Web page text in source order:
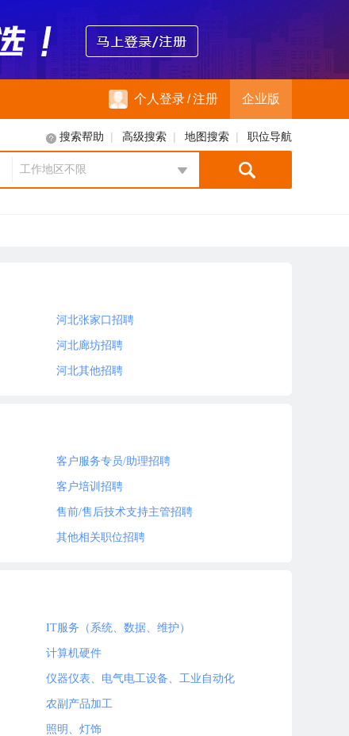
个人登录/注册 企业版
搜索帮助 | 高级搜索 | 地图搜索 | 职位导航
工作地区不限
河北张家口招聘
河北廊坊招聘
河北其他招聘
客户服务专员/助理招聘
客户培训招聘
售前/售后技术支持主管招聘
其他相关职位招聘
IT服务（系统、数据、维护）
计算机硬件
仪器仪表、电气电工设备、工业自动化
农副产品加工
照明、灯饰